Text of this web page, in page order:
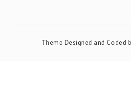
Theme Designed and Coded